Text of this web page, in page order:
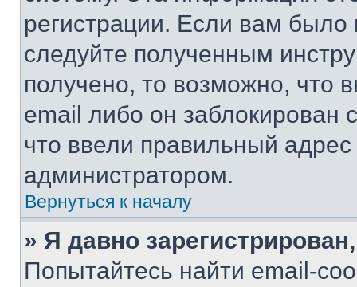
регистрации. Если вам
следуйте полученным
получено, то возможно, что
email либо он
что ввели правильный адрес
администратором.
Вернуться к началу
» Я давно
Попытайтесь найти email-